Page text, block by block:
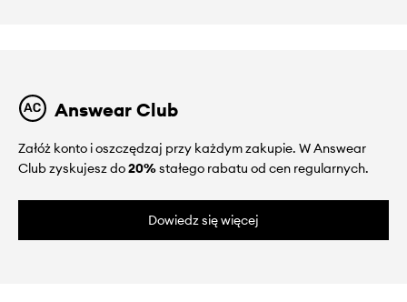
Answear Club
Załóż konto i oszczędzaj przy każdym zakupie. W Answear
Club zyskujesz do20%stałego rabatu od cen regularnych.
Dowiedz się więcej